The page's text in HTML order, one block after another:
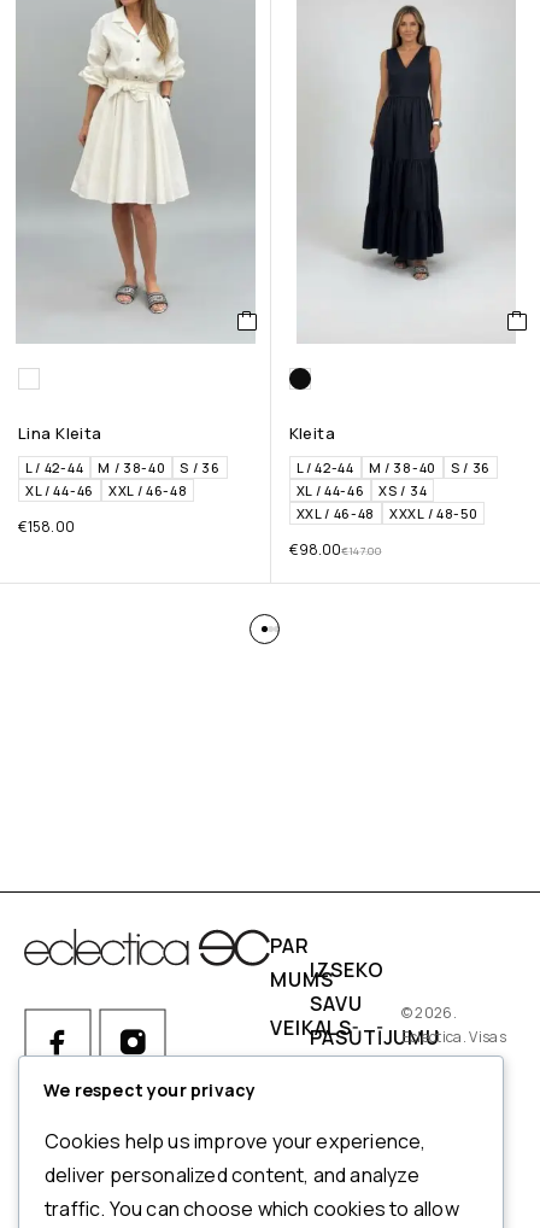
Lina Kleita
L / 42-44 M / 38-40
S / 36
XL / 44-46
XXL / 46-48
€158.00
Kleita
L / 42-44 M / 38-40
S / 36
XL / 44-46
XS / 34
XXL / 46-48
XXXL / 48-50
€147.00
€98.00
Ja Jums ir kādi jautājumi par
pasūtījumu, produktiem vai
mūsu pakalpojumiem,
lūdzu, sazinieties ar mūsu
PAR
MUMS
VEIKALS
IZSEKO
SAVU
PASŪTĪJUMU
NORĒĶINI
ATMAKSAS
© 2026.
Eclectica. Visas
tiesības
We respect your privacy
Cookies help us improve your experience,
deliver personalized content, and analyze
traffic. You can choose which cookies to allow